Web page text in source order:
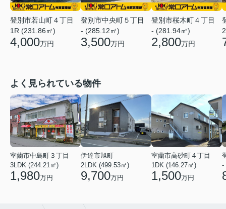
登別市若山町４丁目
1R (231.86㎡)
4,000万円
登別市中央町５丁目
- (285.12㎡)
3,500万円
登別市桜木町４丁目
- (281.94㎡)
2,800万円
よく見られている物件
室蘭市中島町３丁目
3LDK (244.21㎡)
1,980万円
伊達市旭町
2LDK (499.53㎡)
9,700万円
室蘭市高砂町４丁目
1DK (146.27㎡)
1,500万円
-